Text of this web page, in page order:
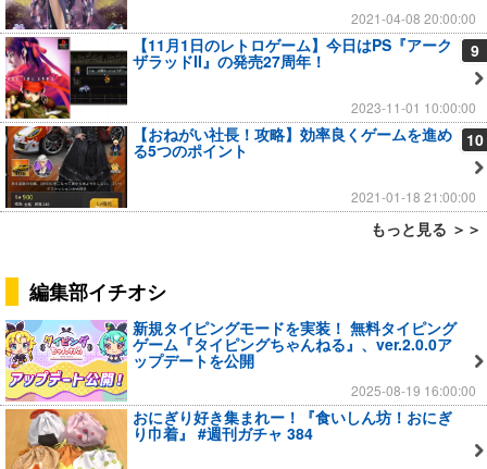
2021-04-08 20:00:00
9
【11月1日のレトロゲーム】今日はPS『アーク
ザラッドII』の発売27周年！
2023-11-01 10:00:00
10
【おねがい社長！攻略】効率良くゲームを進め
る5つのポイント
2021-01-18 21:00:00
もっと見る ＞＞
編集部イチオシ
新規タイピングモードを実装！ 無料タイピング
ゲーム『タイピングちゃんねる』、ver.2.0.0ア
ップデートを公開
2025-08-19 16:00:00
おにぎり好き集まれー！『食いしん坊！おにぎ
り巾着』 #週刊ガチャ 384